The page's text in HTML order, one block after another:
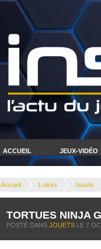
ACCUEIL JEUX-VIDÉO
Accueil Loisirs Jouets
TORTUES NINJA
POSTÉ DANS JOUETS LE 7